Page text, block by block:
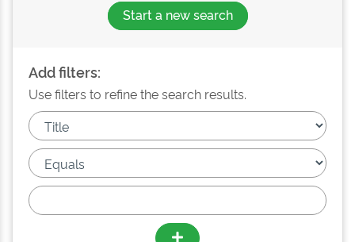
Start a new search
Add filters:
Use filters to refine the search results.